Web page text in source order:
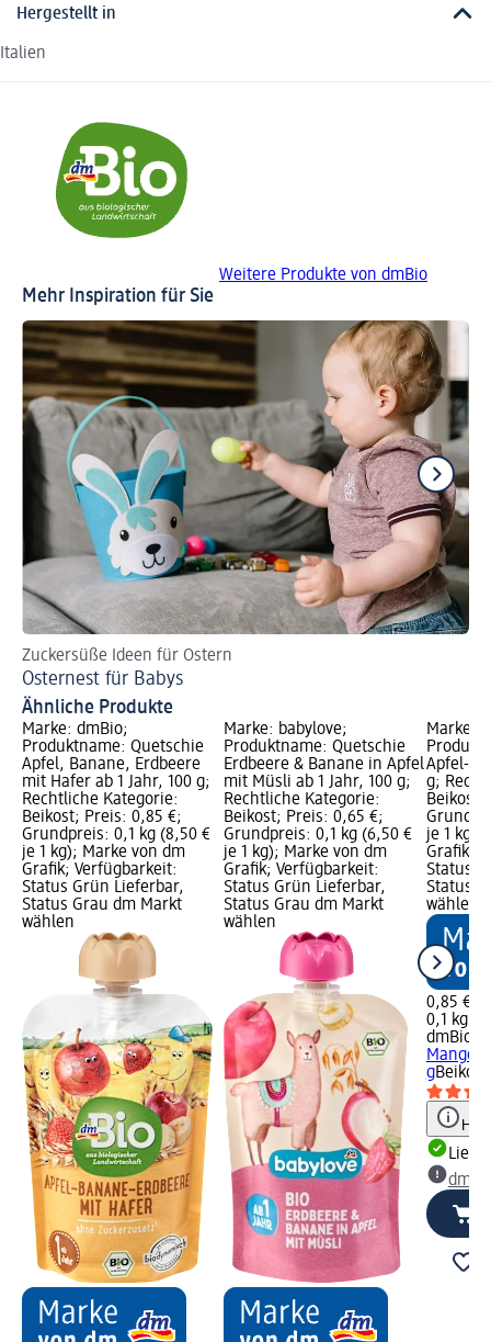
Hergestellt in
Italien
Weitere Produkte von dmBio
Mehr Inspiration für Sie
Zuckersüße Ideen für Ostern
Osternest für Babys
Ähnliche Produkte
Marke: dmBio;
Produktname: Quetschie
Apfel, Banane, Erdbeere
mit Hafer ab 1 Jahr, 100 g;
Rechtliche Kategorie:
Beikost; Preis: 0,85 €;
Grundpreis: 0,1 kg (8,50 €
je 1 kg); Marke von dm
Grafik; Verfügbarkeit:
Status Grün Lieferbar,
Status Grau dm Markt
wählen
Marke: babylove;
Produktname: Quetschie
Erdbeere & Banane in Apfel
mit Müsli ab 1 Jahr, 100 g;
Rechtliche Kategorie:
Beikost; Preis: 0,65 €;
Grundpreis: 0,1 kg (6,50 €
je 1 kg); Marke von dm
Grafik; Verfügbarkeit:
Status Grün Lieferbar,
Status Grau dm Markt
wählen
Marke:
Apfel-
g;
Beikost;
je 1 kg);
Grafik;
Status
Status
wählen
0,85 €
0,1 kg
dmBio
Mango
gBeikost
dm